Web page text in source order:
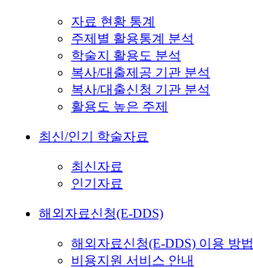
자료 현황 통계
주제별 활용통계 분석
학술지 활용도 분석
복사/대출제공 기관 분석
복사/대출신청 기관 분석
활용도 높은 주제
최신/인기 학술자료
최신자료
인기자료
해외자료신청(E-DDS)
해외자료신청(E-DDS) 이용 방법
비용지원 서비스 안내